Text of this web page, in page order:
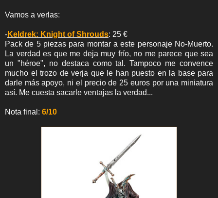
Vamos a verlas:
-Keldrek: Knight of Shrouds: 25 €
Pack de 5 piezas para montar a este personaje No-Muerto.
La verdad es que me deja muy frío, no me parece que sea
un "héroe", no destaca como tal. Tampoco me convence
mucho el trozo de verja que le han puesto en la base para
darle más apoyo, ni el precio de 25 euros por una miniatura
así. Me cuesta sacarle ventajas la verdad...
Nota final: 6/10